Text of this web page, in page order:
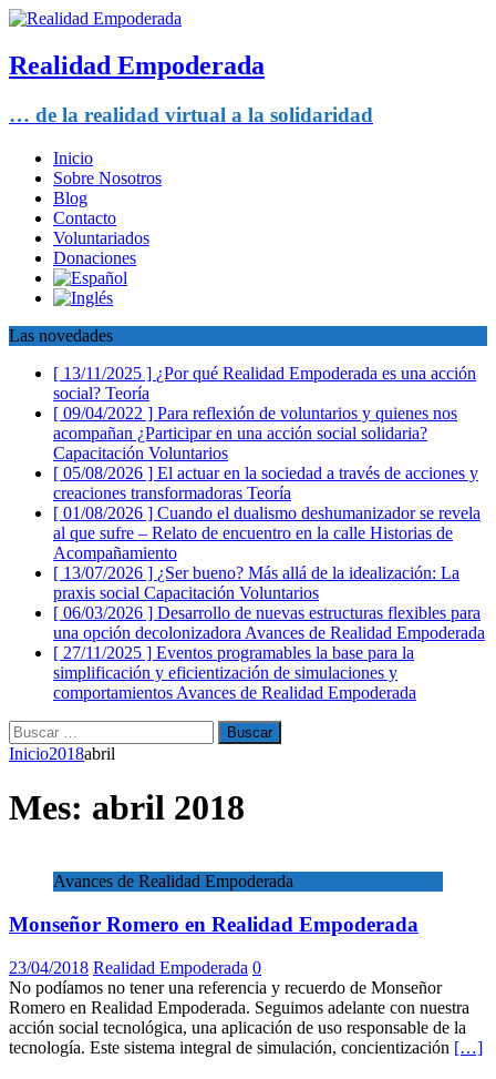
Realidad Empoderada
… de la realidad virtual a la solidaridad
Inicio
Sobre Nosotros
Blog
Contacto
Voluntariados
Donaciones
Las novedades
[ 13/11/2025 ] ¿Por qué Realidad Empoderada es una acción
social? Teoría
[ 09/04/2022 ] Para reflexión de voluntarios y quienes nos
acompañan ¿Participar en una acción social solidaria?
Capacitación Voluntarios
[ 05/08/2026 ] El actuar en la sociedad a través de acciones y
creaciones transformadoras Teoría
[ 01/08/2026 ] Cuando el dualismo deshumanizador se revela
al que sufre – Relato de encuentro en la calle Historias de
Acompañamiento
[ 13/07/2026 ] ¿Ser bueno? Más allá de la idealización: La
praxis social Capacitación Voluntarios
[ 06/03/2026 ] Desarrollo de nuevas estructuras flexibles para
una opción decolonizadora Avances de Realidad Empoderada
[ 27/11/2025 ] Eventos programables la base para la
simplificación y eficientización de simulaciones y
comportamientos Avances de Realidad Empoderada
Buscar:
Inicio2018abril
Mes: abril 2018
Avances de Realidad Empoderada
Monseñor Romero en Realidad Empoderada
23/04/2018 Realidad Empoderada 0
No podíamos no tener una referencia y recuerdo de Monseñor
Romero en Realidad Empoderada. Seguimos adelante con nuestra
acción social tecnológica, una aplicación de uso responsable de la
tecnología. Este sistema integral de simulación, concientización […]